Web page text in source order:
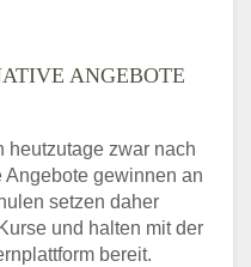
ANGEBOTE
heutzutage zwar nach
gewinnen an
setzen daher
und halten mit der
bereit.